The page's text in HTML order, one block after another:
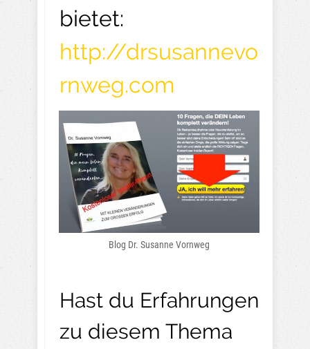
bietet:
http://drsusannevo
rnweg.com
Blog Dr. Susanne Vornweg
Hast du Erfahrungen
zu diesem Thema